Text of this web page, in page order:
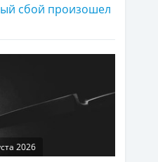
сбой произошел
2026